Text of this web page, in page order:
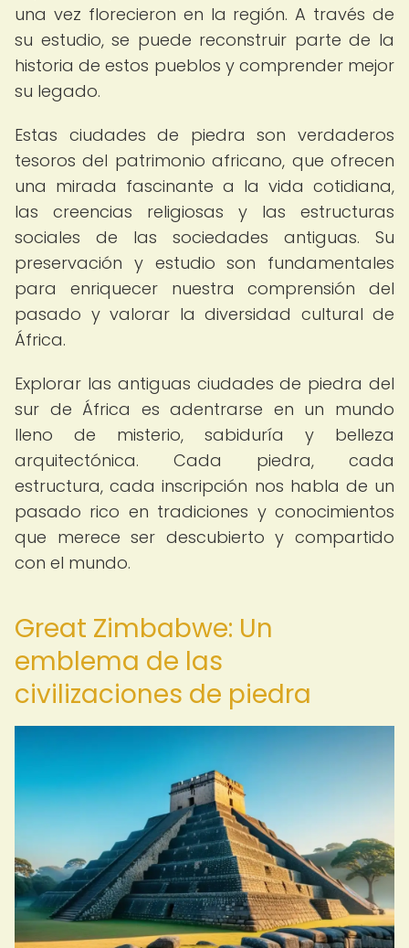
una vez florecieron en la región. A través de
su estudio, se puede reconstruir parte de la
historia de estos pueblos y comprender mejor
su legado.
Estas ciudades de piedra son verdaderos
tesoros del patrimonio africano, que ofrecen
una mirada fascinante a la vida cotidiana,
las creencias religiosas y las estructuras
sociales de las sociedades antiguas. Su
preservación y estudio son fundamentales
para enriquecer nuestra comprensión del
pasado y valorar la diversidad cultural de
África.
Explorar las antiguas ciudades de piedra del
sur de África es adentrarse en un mundo
lleno de misterio, sabiduría y belleza
arquitectónica. Cada piedra, cada
estructura, cada inscripción nos habla de un
pasado rico en tradiciones y conocimientos
que merece ser descubierto y compartido
con el mundo.
Great Zimbabwe: Un
emblema de las
civilizaciones de piedra